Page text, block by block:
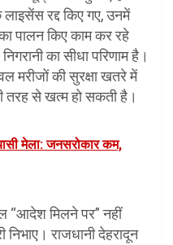
रद्द किए गए, उनमें
पालन किए काम कर रहे
का सीधा परिणाम है।
मरीजों की सुरक्षा खतरे में
तरह से खत्म हो सकती है।
मेला: जनसरोकार कम,
“आदेश मिलने पर” नहीं
निभाए। राजधानी देहरादून